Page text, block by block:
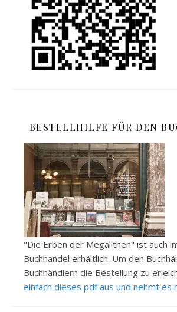
BESTELLHILFE FÜR DEN
"Die Erben der Megalithen" ist auch
Buchhandel erhältlich. Um den
Buchhändlern die Bestellung zu
einfach dieses pdf aus und nehmt es